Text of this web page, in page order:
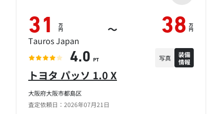
大阪府大阪市都島区
査定依頼日：2026年07月21日
トヨタ パッソ 1.0 X
31 万
円 ～ 38 万
円
Tauros Japan
4.0 PT 写真
装備
情報